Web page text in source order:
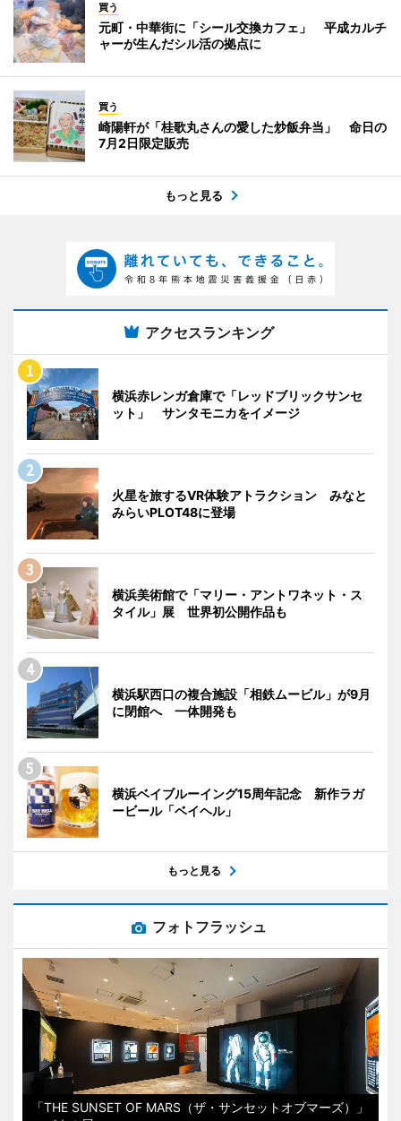
買う
元町・中華街に「シール交換カフェ」 平成カルチ
ャーが生んだシル活の拠点に
買う
崎陽軒が「桂歌丸さんの愛した炒飯弁当」 命日の
7月2日限定販売
もっと見る
アクセスランキング
横浜赤レンガ倉庫で「レッドブリックサンセ
ット」 サンタモニカをイメージ
火星を旅するVR体験アトラクション みなと
みらいPLOT48に登場
横浜美術館で「マリー・アントワネット・ス
タイル」展 世界初公開作品も
横浜駅西口の複合施設「相鉄ムービル」が9月
に閉館へ 一体開発も
横浜ベイブルーイング15周年記念 新作ラガ
ービール「ベイヘル」
もっと見る
フォトフラッシュ
「THE SUNSET OF MARS（ザ・サンセットオブマーズ）」